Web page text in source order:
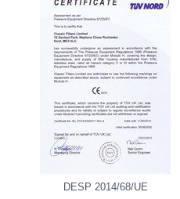
DESP 2014/68/UE